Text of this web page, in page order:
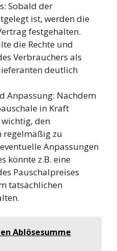
Sobald der
ist, werden die
festgehalten.
die Rechte und
Verbrauchers als
deutlich
Anpassung: Nachdem
in Kraft
den
regelmäßig zu
Anpassungen
könnte z.B. eine
Pauschalpreises
tatsächlichen
Ablösesumme